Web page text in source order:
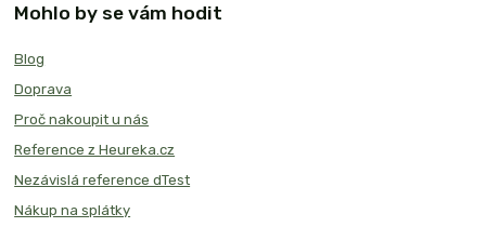
Mohlo by se vám hodit
Blog
Doprava
Proč nakoupit u nás
Reference z Heureka.cz
Nezávislá reference dTest
Nákup na splátky